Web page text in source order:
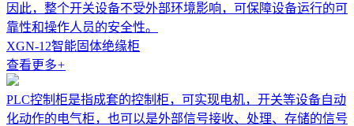
因此，整个开关设备不受外部环境影响，可保障设备运行的可
靠性和操作人员的安全性。
XGN-12智能固体绝缘柜
查看更多+
PLC控制柜是指成套的控制柜，可实现电机，开关等设备自动
化动作的电气柜，也可以是外部信号接收、处理、存储的信号